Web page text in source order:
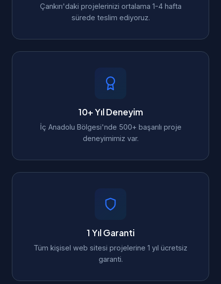
Çankırı'daki projelerinizi ortalama 1-4 hafta
sürede teslim ediyoruz.
10+ Yıl Deneyim
İç Anadolu Bölgesi'nde 500+ başarılı proje
deneyimimiz var.
1 Yıl Garanti
Tüm kişisel web sitesi projelerine 1 yıl ücretsiz
garanti.